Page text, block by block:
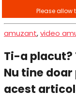
amuzant,video
Ti-a
Nu tine
acest